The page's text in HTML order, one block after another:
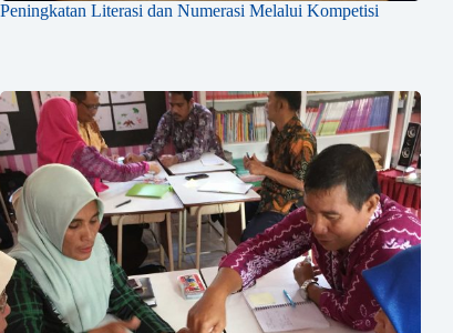
Peningkatan Literasi dan Numerasi Melalui Kompetisi